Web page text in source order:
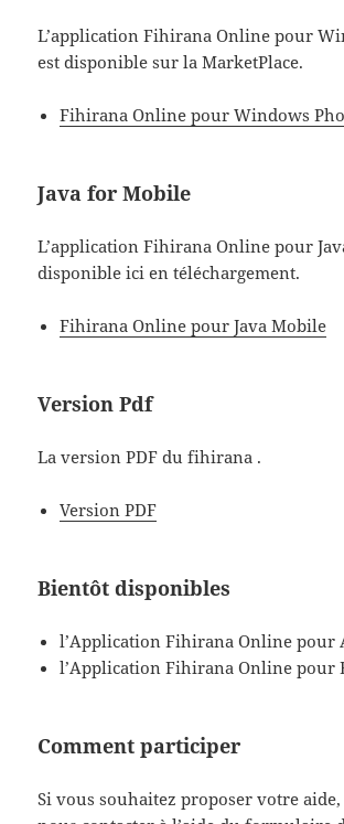
L’application Fihirana Online pour
est disponible sur la MarketPlace.
Fihirana Online pour Windows
Java for Mobile
L’application Fihirana Online pour
disponible ici en téléchargement.
Fihirana Online pour Java Mobile
Version Pdf
La version PDF du fihirana .
Version PDF
Bientôt disponibles
l’Application Fihirana Online pour
l’Application Fihirana Online pour
Comment participer
Si vous souhaitez proposer votre